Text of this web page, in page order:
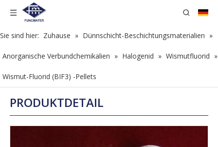
Sie sind hier: Zuhause » Dünnschicht-Beschichtungsmaterialien »
Anorganische Verbundchemikalien » Halogenid » Wismutfluorid »
Wismut-Fluorid (BIF3) -Pellets
PRODUKTDETAIL